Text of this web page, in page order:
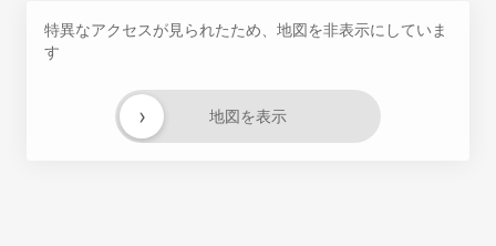
特異なアクセスが見られたため、地図を非表示にしていま
す
地図を表示
›